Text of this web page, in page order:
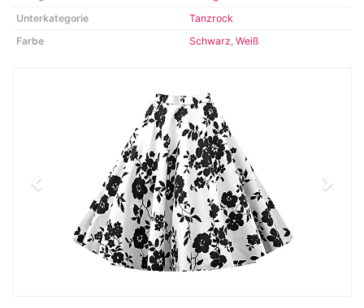
Unterkategorie
Tanzrock
Farbe
Schwarz, Weiß